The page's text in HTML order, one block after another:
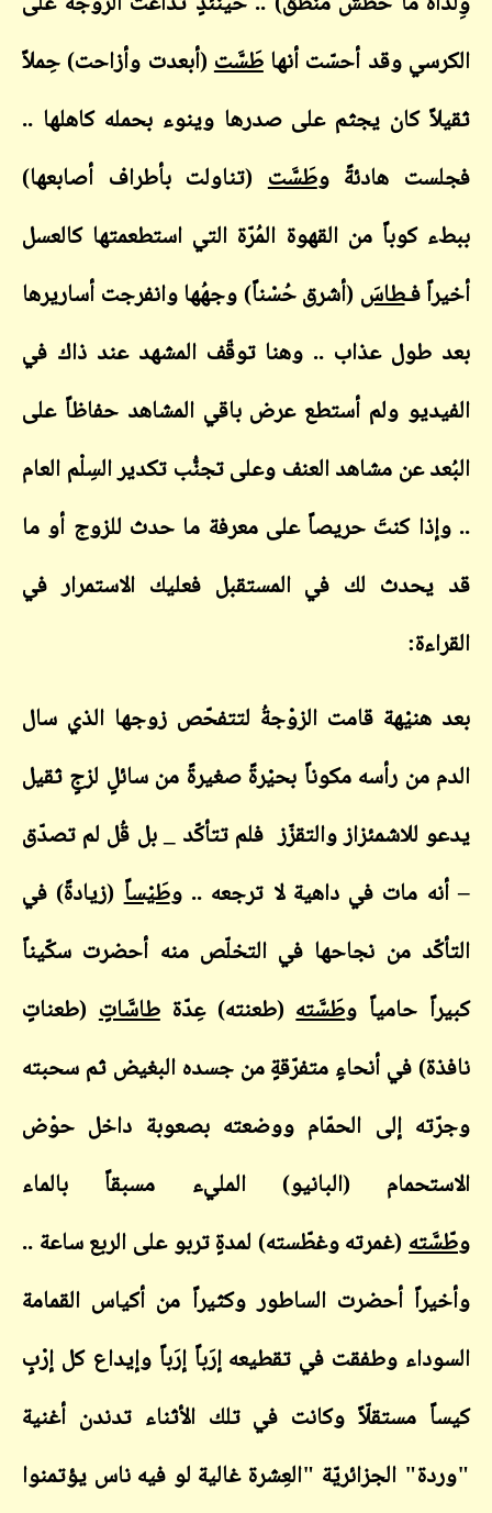
الكرسي وقد أحسّت أنهاطَسَّت(أبعدت وأزاحت) حِملاً
ثقيلاً كان يجثم على صدرها وينوء بحمله كاهلها ..
فجلست هادئةً وطَسَّت(تناولت بأطراف أصابعها)
ببطء كوباً من القهوة المُرّة التي استطعمتها كالعسل
أخيراً فـطاسَ (أشرق حُسْناً) وجهُها وانفرجت أساريرها
بعد طول عذاب .. وهنا توقّف المشهد عند ذاك في
الفيديو ولم أستطع عرض باقي المشاهد حفاظاً على
البُعد عن مشاهد العنف وعلى تجنُّب تكدير السِلْم العام
.. وإذا كنتَ حريصاً على معرفة ما حدث للزوج أو ما
قد يحدث لك في المستقبل فعليك الاستمرار في
القراءة:
بعد هنيْهة قامت الزوْجةُ لتتفحّص زوجها الذي سال
الدم من رأسه مكوناً بحيْرةً صغيرةً من سائلٍ لزجٍ ثقيل
يدعو للاشمئزاز والتقزّز فلم تتأكّد _ بل قُل لم تصدّق
– أنه مات في داهية لا ترجعه .. وطَيْساً(زيادةً) في
التأكّد من نجاحها في التخلّص منه أحضرت سكّيناً
كبيراً حامياً وطَسَّته(طعنته) عِدّةطاسَّاتٍ(طعناتٍ
نافذة) في أنحاءٍ متفرّقةٍ من جسده البغيض ثم سحبته
وجرّته إلى الحمّام ووضعته بصعوبة داخل حوْض
الاستحمام (البانيو) المليء مسبقاً بالماء
وطّسَّته(غمرته وغطّسته) لمدةٍ تربو على الربع ساعة ..
وأخيراً أحضرت الساطور وكثيراً من أكياس القمامة
السوداء وطفقت في تقطيعه إرَباً إرَباً وإيداع كل إرْبٍ
كيساً مستقلّاً وكانت في تلك الأثناء تدندن أغنية
"وردة" الجزائريّة "العِشرة غالية لو فيه ناس يؤتمنوا